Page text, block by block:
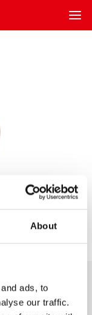
About
ads, to
our traffic.